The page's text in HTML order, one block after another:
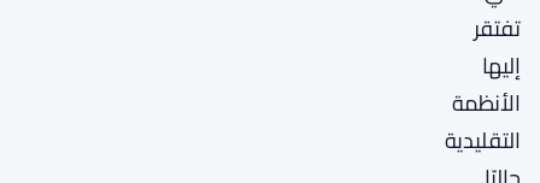
تفتقر
إليها
الأنظمة
التقليدية